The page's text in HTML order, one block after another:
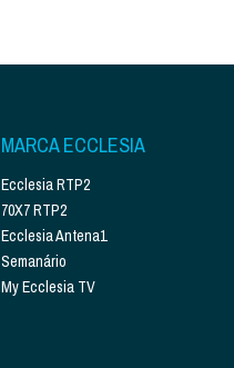
MARCA ECCLESIA
Ecclesia RTP2
70X7 RTP2
Ecclesia Antena1
Semanário
My Ecclesia TV